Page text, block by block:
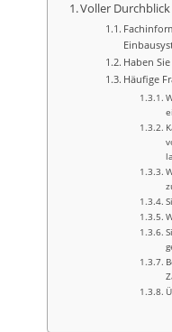
Voller
Haben
Häufige